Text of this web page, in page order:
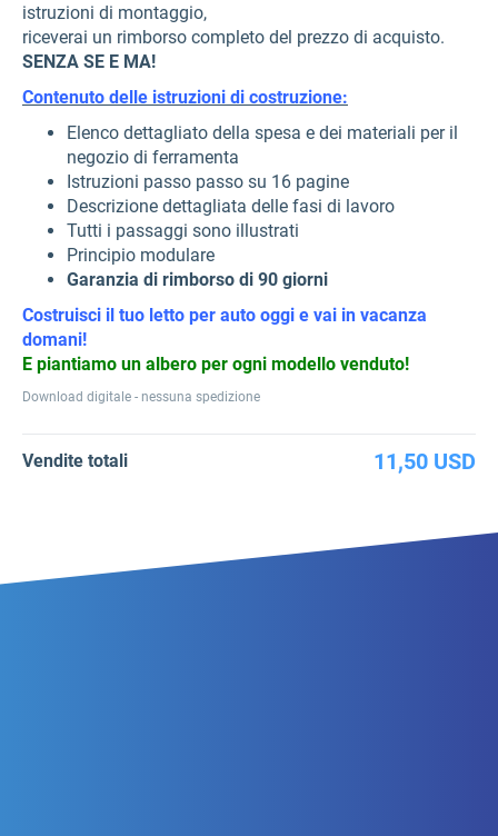
istruzioni di montaggio,
riceverai un rimborso completo del prezzo di acquisto.
SENZA SE E MA!
Contenuto delle istruzioni di costruzione:
Elenco dettagliato della spesa e dei materiali per il
negozio di ferramenta
Istruzioni passo passo su 16 pagine
Descrizione dettagliata delle fasi di lavoro
Tutti i passaggi sono illustrati
Principio modulare
Garanzia di rimborso di 90 giorni
Costruisci il tuo letto per auto oggi e vai in vacanza
domani!
E piantiamo un albero per ogni modello venduto!
Download digitale - nessuna spedizione
Vendite totali 11,50 USD